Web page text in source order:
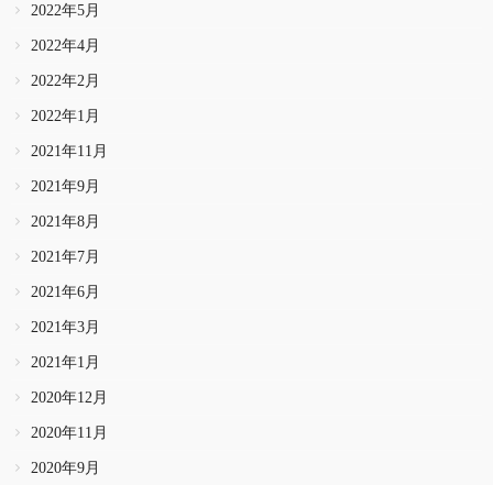
2022年5月
2022年4月
2022年2月
2022年1月
2021年11月
2021年9月
2021年8月
2021年7月
2021年6月
2021年3月
2021年1月
2020年12月
2020年11月
2020年9月